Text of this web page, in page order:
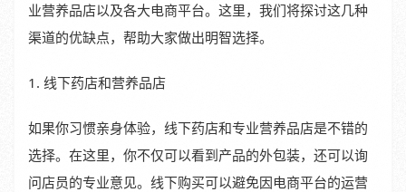
业营养品店以及各大电商平台。这里，我们将探讨这几种
渠道的优缺点，帮助大家做出明智选择。
1. 线下药店和营养品店
如果你习惯亲身体验，线下药店和专业营养品店是不错的
选择。在这里，你不仅可以看到产品的外包装，还可以询
问店员的专业意见。线下购买可以避免因电商平台的运营